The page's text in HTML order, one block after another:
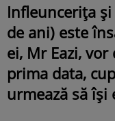
Infleuncerița
de ani) este
ei, Mr Eazi,
prima data,
urmează să